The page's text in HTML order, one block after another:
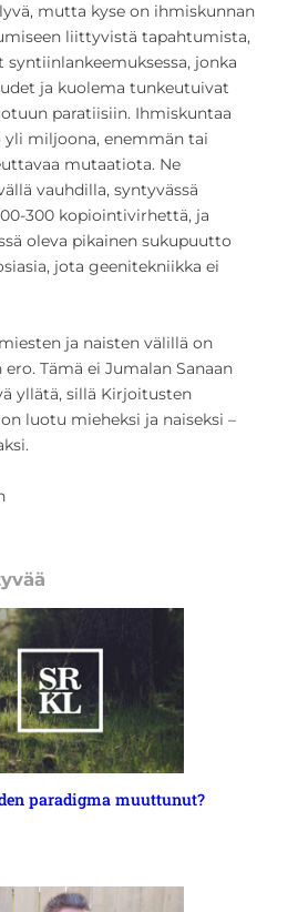
mutta kyse on ihmiskunnan
liittyvistä tapahtumista,
syntiinlankeemuksessa, jonka
ja kuolema tunkeutuivat
paratiisiin. Ihmiskuntaa
yli miljoona, enemmän tai
mutaatiota. Ne
vauhdilla, syntyvässä
300 kopiointivirhettä, ja
oleva pikainen sukupuutto
jota geenitekniikka ei
ja naisten välillä on
Tämä ei Jumalan Sanaan
yllätä, sillä Kirjoitusten
luotu mieheksi ja naiseksi –
paradigma muuttunut?